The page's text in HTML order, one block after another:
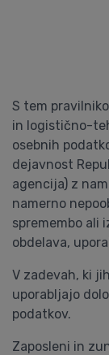
S tem
in logistično-
osebnih
dejavnost
agencija) z
namerno
spremembo ali
obdelava,
V zadevah, ki
uporabljajo
podatkov.
Zaposleni in